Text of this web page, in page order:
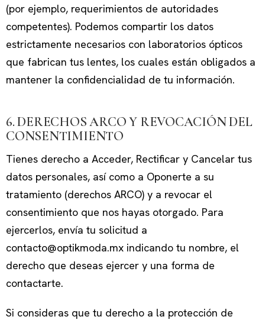
(por ejemplo, requerimientos de autoridades
competentes). Podemos compartir los datos
estrictamente necesarios con laboratorios ópticos
que fabrican tus lentes, los cuales están obligados a
mantener la confidencialidad de tu información.
6. DERECHOS ARCO Y REVOCACIÓN DEL
CONSENTIMIENTO
Tienes derecho a Acceder, Rectificar y Cancelar tus
datos personales, así como a Oponerte a su
tratamiento (derechos ARCO) y a revocar el
consentimiento que nos hayas otorgado. Para
ejercerlos, envía tu solicitud a
contacto@optikmoda.mx indicando tu nombre, el
derecho que deseas ejercer y una forma de
contactarte.
Si consideras que tu derecho a la protección de